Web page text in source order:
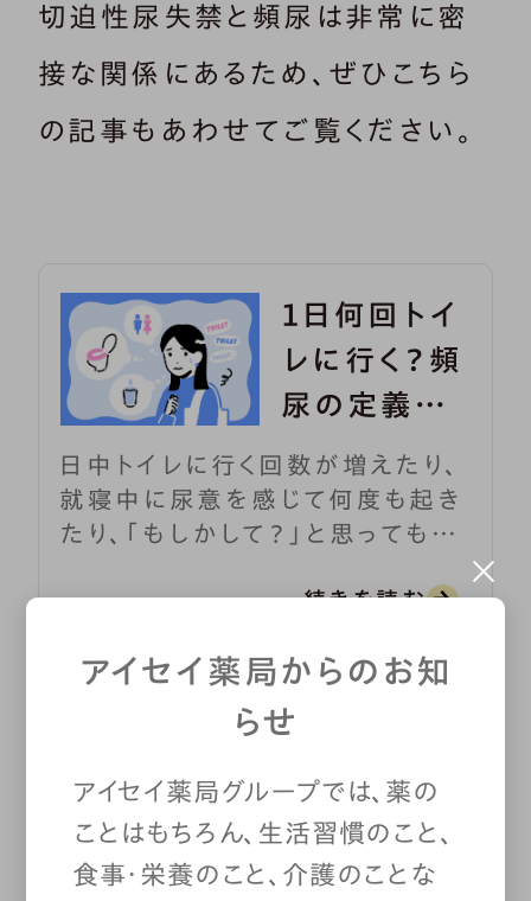
切迫性尿失禁と頻尿は非常に密
接な関係にあるため、ぜひこちら
の記事もあわせてご覧ください。
１日何回トイ
レに行く？頻
尿の定義と
原因、対策を
解説
日中トイレに行く回数が増えたり、
就寝中に尿意を感じて何度も起き
たり、「もしかして？」と思っても、
の悩み。じつは、日中の頻尿に悩む
悩む方は約4000万人を超えると
いわれています。頻尿そのものが
命にかかわることはありませんが、
QOL（生活の質）を著しく低下させ
る可能性もあり、きちんとケアをす
ることが大切です。
続きを読む
溢流性（いつりゅうせ
い）尿失禁
アイセイ薬局からのお知
らせ
アイセイ薬局グループでは、薬の
ことはもちろん、生活習慣のこと、
食事・栄養のこと、介護のことな